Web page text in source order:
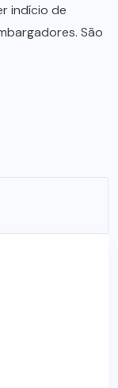
indício de
São